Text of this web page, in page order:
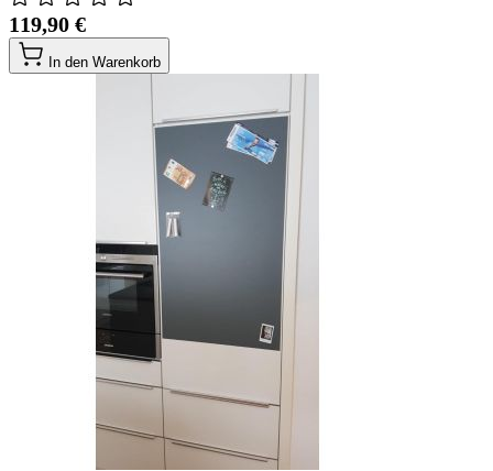
119,90 €
In den Warenkorb